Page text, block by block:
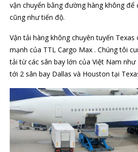
vận chuyển bằng đường hàng không
cũng như tiến độ.
Vận tải hàng không chuyên tuyến Texas
mạnh của TTL Cargo Max . Chúng tôi
tải từ các sân bay lớn của Việt Nam
tới 2 sân bay Dallas và Houston tại